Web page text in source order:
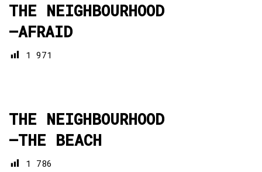
THE NEIGHBOURHOOD
—AFRAID
1 971
THE NEIGHBOURHOOD
—THE BEACH
1 786